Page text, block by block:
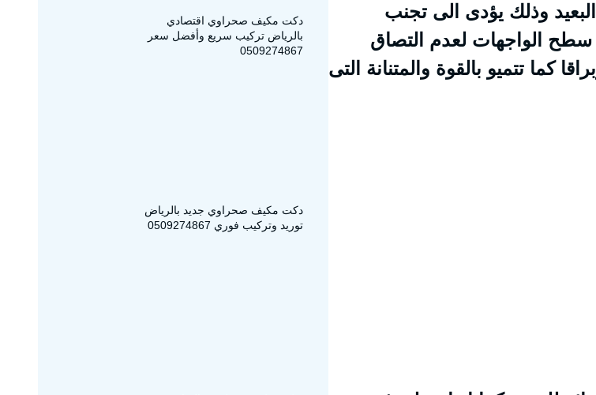
وذلك يؤدى الى تجنب
سطح الواجهات لعدم التصاق
كما تتميو بالقوة والمتنانة التى
دكت مكيف صحراوي اقتصادي
بالرياض تركيب سريع وأفضل سعر
0509274867
دكت مكيف صحراوي جديد بالرياض
توريد وتركيب فوري 0509274867